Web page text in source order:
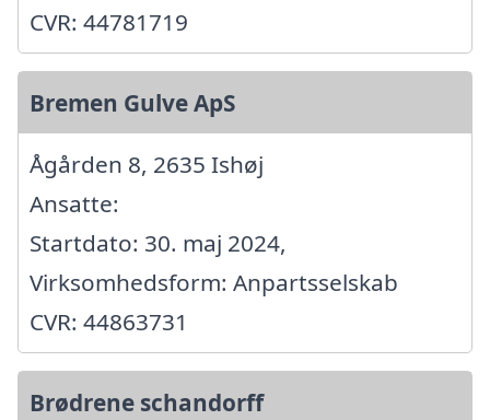
CVR: 44781719
Bremen Gulve ApS
Ågården 8, 2635 Ishøj
Ansatte:
Startdato: 30. maj 2024,
Virksomhedsform: Anpartsselskab
CVR: 44863731
Brødrene schandorff